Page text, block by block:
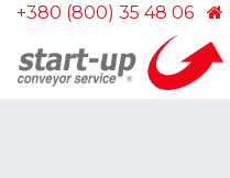
+380 (800) 35 48 06